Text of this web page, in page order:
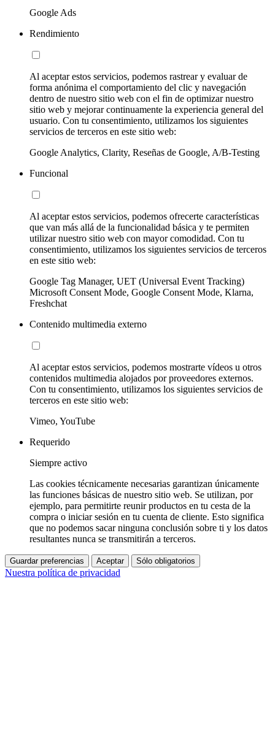
Google Ads
Rendimiento
Al aceptar estos servicios, podemos rastrear y evaluar de
forma anónima el comportamiento del clic y navegación
dentro de nuestro sitio web con el fin de optimizar nuestro
sitio web y mejorar continuamente la experiencia general del
usuario. Con tu consentimiento, utilizamos los siguientes
servicios de terceros en este sitio web:
Google Analytics, Clarity, Reseñas de Google, A/B-Testing
Funcional
Al aceptar estos servicios, podemos ofrecerte características
que van más allá de la funcionalidad básica y te permiten
utilizar nuestro sitio web con mayor comodidad. Con tu
consentimiento, utilizamos los siguientes servicios de terceros
en este sitio web:
Google Tag Manager, UET (Universal Event Tracking)
Microsoft Consent Mode, Google Consent Mode, Klarna,
Freshchat
Contenido multimedia externo
Al aceptar estos servicios, podemos mostrarte vídeos u otros
contenidos multimedia alojados por proveedores externos.
Con tu consentimiento, utilizamos los siguientes servicios de
terceros en este sitio web:
Vimeo, YouTube
Requerido
Siempre activo
Las cookies técnicamente necesarias garantizan únicamente
las funciones básicas de nuestro sitio web. Se utilizan, por
ejemplo, para permitirte reunir productos en tu cesta de la
compra o iniciar sesión en tu cuenta de cliente. Esto significa
que no podemos sacar ninguna conclusión sobre ti y los datos
resultantes nunca se transmitirán a terceros.
Guardar preferencias Aceptar Sólo obligatorios
Nuestra política de privacidad